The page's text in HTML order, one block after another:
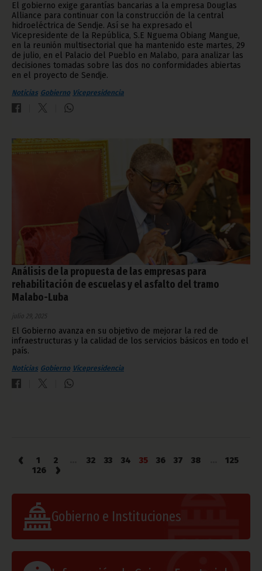
El gobierno exige garantías bancarias a la empresa Douglas
Alliance para continuar con la construcción de la central
hidroeléctrica de Sendje. Así se ha expresado el
Vicepresidente de la República, S.E Nguema Obiang Mangue,
en la reunión multisectorial que ha mantenido este martes, 29
de julio, en el Palacio del Pueblo en Malabo, para analizar las
decisiones tomadas sobre las dos no conformidades abiertas
en el proyecto de Sendje.
Noticias Gobierno Vicepresidencia
Análisis de la propuesta de las empresas para
rehabilitación de escuelas y el asfalto del tramo
Malabo-Luba
julio 29, 2025
El Gobierno avanza en su objetivo de mejorar la red de
infraestructuras y la calidad de los servicios básicos en todo el
país.
Noticias Gobierno Vicepresidencia
‹ 1 2 32 33 34 35 36 37 38
125
126
›
Gobierno e Instituciones